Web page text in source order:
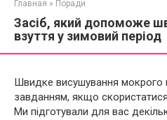
Главная » Поради
Засіб, який допоможе
взуття у зимовий період
Швидке висушування мокрого
завданням, якщо
Ми підготували для вас